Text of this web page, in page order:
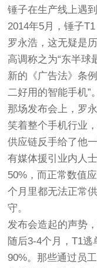
锤子在生产线上遇
2014年5月，锤子
罗永浩，这无疑是
高调称之为“东半球
新的《广告法》条
二好用的智能手机”。
那场发布会上，罗
笑着整个手机行业
供应链反手给了他
有媒体援引业内人
50%，而正常数值
个月里都无法正常
守。
发布会造起的声势
随后3-4个月，T1
90%。那些通过员